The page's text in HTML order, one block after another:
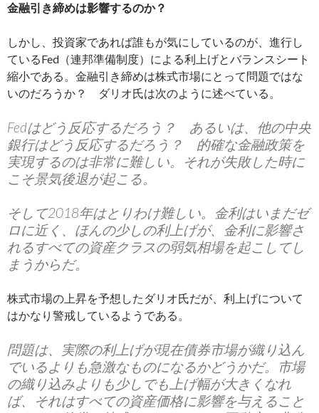
金融引き締めは影響するのか？
しかし、投資家であれば誰もが気にしているのが、進行し
ているFed（連邦準備制度）による利上げとバランスシート
縮小である。金融引き締めは株式市場にとって問題ではな
いのだろうか？ ダリオ氏は次のように述べている。
Fedはどう反応するだろう？ あるいは、他の中央
銀行はどう反応するだろう？ 的確な金融政策を
実現するのは非常に難しい。それが失敗した時に
こそ景気後退が起こる。
そして2018年はとりわけ難しい。金利はいまだゼ
ロに近く、ほんの少しの利上げが、金利に影響さ
れるすべての資産クラスの弱気相場を起こしてし
まうからだ。
株式市場の上昇を予想したダリオ氏だが、利上げについて
はかなり警戒しているようである。
問題は、実際の利上げが現在債券市場が織り込ん
でいるよりも急激なものになるかどうかだ。市場
の織り込みよりも少しでも上げ幅が大きくなれ
ば、それはすべての資産価格に影響を与えること